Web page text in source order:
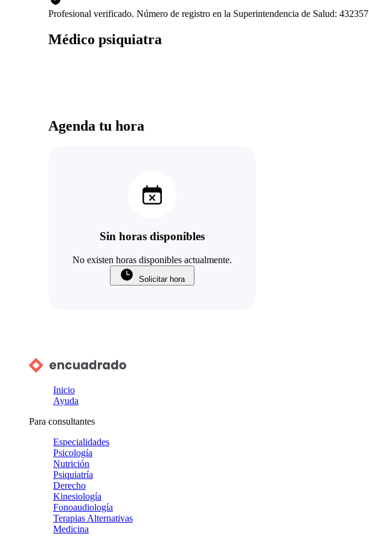
Profesional verificado. Número de registro en la Superintendencia de Salud: 432357
Médico psiquiatra
Agenda tu hora
Sin horas disponibles
No existen horas disponibles actualmente.
Solicitar hora
Inicio
Ayuda
Para consultantes
Especialidades
Psicología
Nutrición
Psiquiatría
Derecho
Kinesiología
Fonoaudiología
Terapias Alternativas
Medicina